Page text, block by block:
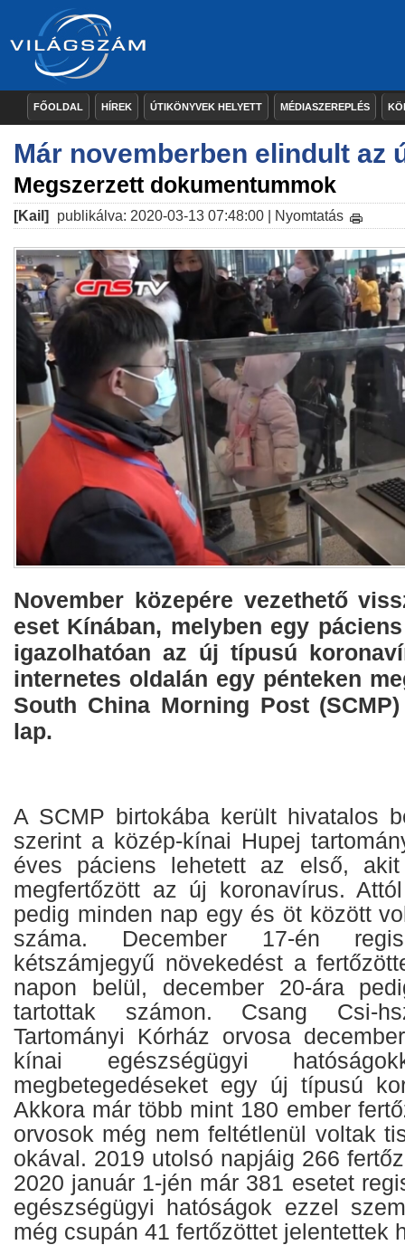
FŐOLDAL HÍREK ÚTIKÖNYVEK HELYETT MÉDIASZEREPLÉS
Már novemberben elindult az
Megszerzett dokumentummok
[Kail] publikálva: 2020-03-13 07:48:00 | Nyomtatás
November közepére vezethető
eset Kínában, melyben egy
igazolhatóan az új típusú
internetes oldalán egy pénteken
South China Morning Post
lap.
A SCMP birtokába került hivatalos
szerint a közép-kínai Hupej
éves páciens lehetett az első, akit
megfertőzött az új koronavírus.
pedig minden nap egy és öt között
száma. December 17-én
kétszámjegyű növekedést a
napon belül, december 20-ára
tartottak számon. Csang Csi-
Tartományi Kórház orvosa
kínai egészségügyi
megbetegedéseket egy új típusú
Akkora már több mint 180 ember
orvosok még nem feltétlenül voltak
okával. 2019 utolsó napjáig 266
2020 január 1-jén már 381 esetet
egészségügyi hatóságok ezzel
még csupán 41 fertőzöttet jelentettek